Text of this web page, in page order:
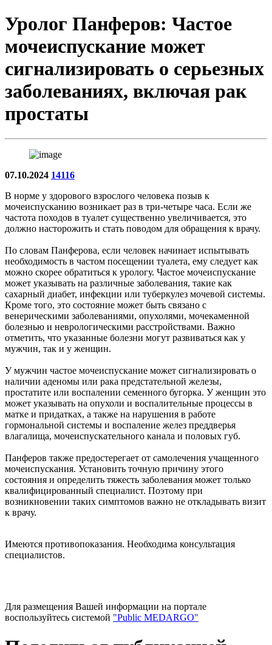
Уролог Панферов: Частое
мочеиспускание может
сигнализировать о серьезных
заболеваниях, включая рак
простаты
07.10.2024 14116
В норме у здорового взрослого человека позыв к
мочеиспусканию возникает раз в три-четыре часа. Если же
частота походов в туалет существенно увеличивается, это
должно насторожить и стать поводом для обращения к врачу.
По словам Панферова, если человек начинает испытывать
необходимость в частом посещении туалета, ему следует как
можно скорее обратиться к урологу. Частое мочеиспускание
может указывать на различные заболевания, такие как
сахарный диабет, инфекции или туберкулез мочевой системы.
Кроме того, это состояние может быть связано с
венерическими заболеваниями, опухолями, мочекаменной
болезнью и неврологическими расстройствами. Важно
отметить, что указанные болезни могут развиваться как у
мужчин, так и у женщин.
У мужчин частое мочеиспускание может сигнализировать о
наличии аденомы или рака предстательной железы,
простатите или воспалении семенного бугорка. У женщин это
может указывать на опухоли и воспалительные процессы в
матке и придатках, а также на нарушения в работе
гормональной системы и воспаление желез преддверья
влагалища, мочеиспускательного канала и половых губ.
Панферов также предостерегает от самолечения учащенного
мочеиспускания. Установить точную причину этого
состояния и определить тяжесть заболевания может только
квалифицированный специалист. Поэтому при
возникновении таких симптомов важно не откладывать визит
к врачу.
Имеются противопоказания. Необходима консультация
специалистов.
Для размещения Вашей информации на портале
воспользуйтесь системой "Public MEDARGO"